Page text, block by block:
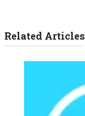
Related Articles